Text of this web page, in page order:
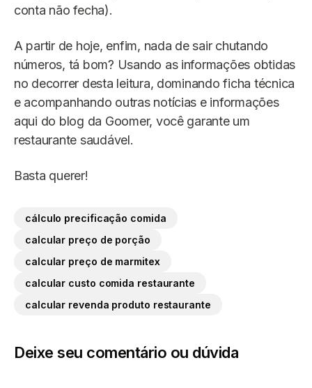
conta não fecha).
A partir de hoje, enfim, nada de sair chutando
números, tá bom? Usando as informações obtidas
no decorrer desta leitura, dominando ficha técnica
e acompanhando outras notícias e informações
aqui do blog da Goomer, você garante um
restaurante saudável.
Basta querer!
cálculo precificação comida
calcular preço de porção
calcular preço de marmitex
calcular custo comida restaurante
calcular revenda produto restaurante
Deixe seu comentário ou dúvida